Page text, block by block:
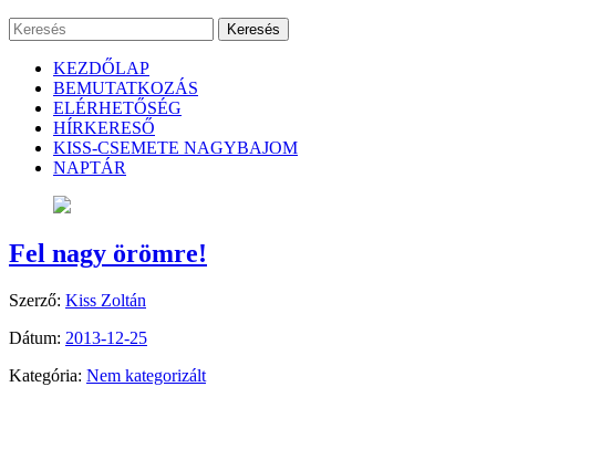
Keresés
KEZDŐLAP
BEMUTATKOZÁS
ELÉRHETŐSÉG
HÍRKERESŐ
KISS-CSEMETE NAGYBAJOM
NAPTÁR
Fel nagy örömre!
Szerző: Kiss Zoltán
Dátum: 2013-12-25
Kategória: Nem kategorizált